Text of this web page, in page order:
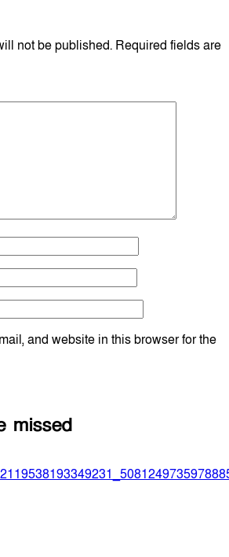
not be published. Required fields are
and website in this browser for the
missed